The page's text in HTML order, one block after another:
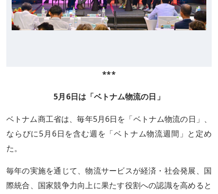
***
5月6日は「ベトナム物流の日」
ベトナム商工省は、毎年5月6日を「ベトナム物流の日」、
ならびに5月6日を含む週を「ベトナム物流週間」と定め
た。
毎年の実施を通じて、物流サービスが経済・社会発展、国
際統合、国家競争力向上に果たす役割への認識を高めると